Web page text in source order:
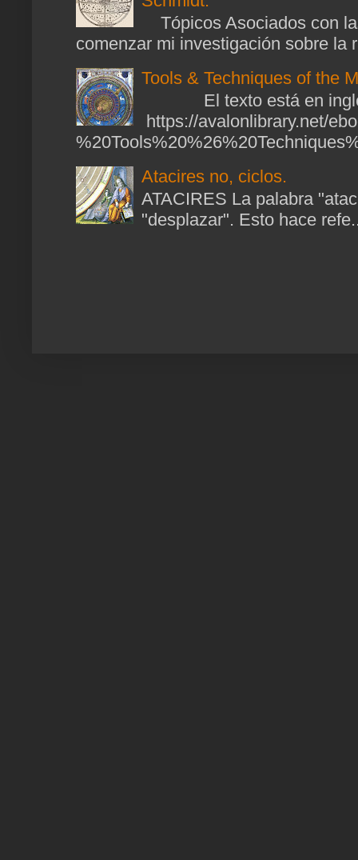
Tópicos Asociados con
comenzar mi investigación sobre la
Tools & Techniques of the
El texto está en
https://avalonlibrary.net/
Atacires no, ciclos.
ATACIRES La palabra
"desplazar". Esto hace